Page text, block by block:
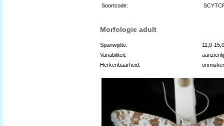
Soortcode:
Morfologie adult
Spanwijdte:
11,0-
Variabiliteit:
Herkenbaarheid: